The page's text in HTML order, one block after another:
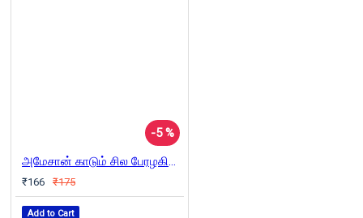
-5 %
அமேசான் காடும் சில பேரழகிகளும்
₹166 ₹175
Add to Cart